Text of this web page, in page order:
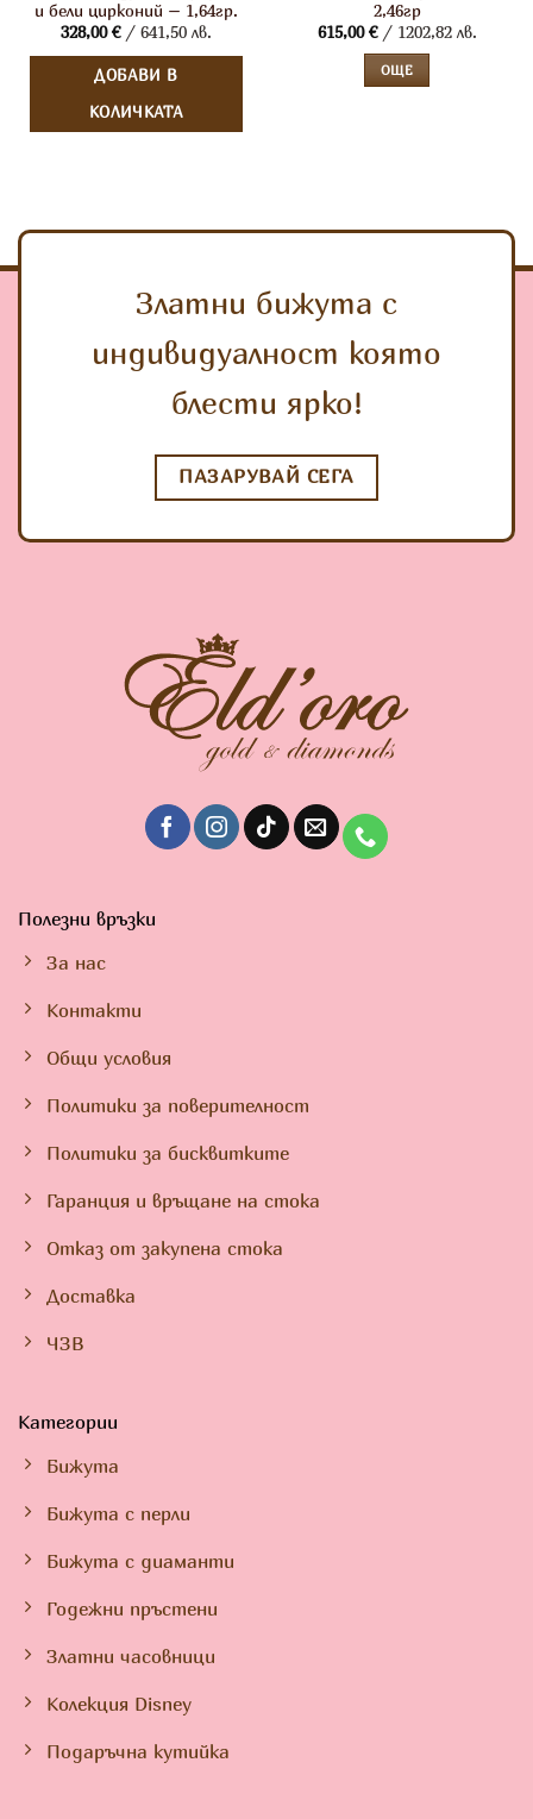
и бели цирконий – 1,64гр.
328,00€/ 641,50 лв.
ДОБАВИ В
КОЛИЧКАТА
2,46гр
615,00€/ 1202,82 лв.
ОЩЕ
Златни бижута с
индивидуалност която
блести ярко!
ПАЗАРУВАЙ СЕГА
Полезни връзки
За нас
Контакти
Общи условия
Политики за поверителност
Политики за бисквитките
Гаранция и връщане на стока
Отказ от закупена стока
Доставка
ЧЗВ
Категории
Бижута
Бижута с перли
Бижута с диаманти
Годежни пръстени
Златни часовници
Колекция Disney
Подаръчна кутийка